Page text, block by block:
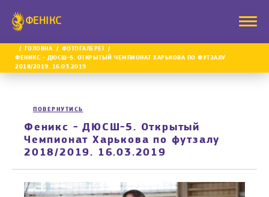
ФЕНІКС
ГОЛОВНА
ФОТОГАЛЕРЕЇ
ФЕНИКС - ДЮСШ-5. ОТКРЫТЫЙ ЧЕМПИОНАТ ХАРЬКОВА ПО ФУТЗАЛУ
2018/2019. 16.03.2019
ПОВЕРНУТИСЬ
Феникс - ДЮСШ-5. Открытый
Чемпионат Харькова по футзалу
2018/2019. 16.03.2019